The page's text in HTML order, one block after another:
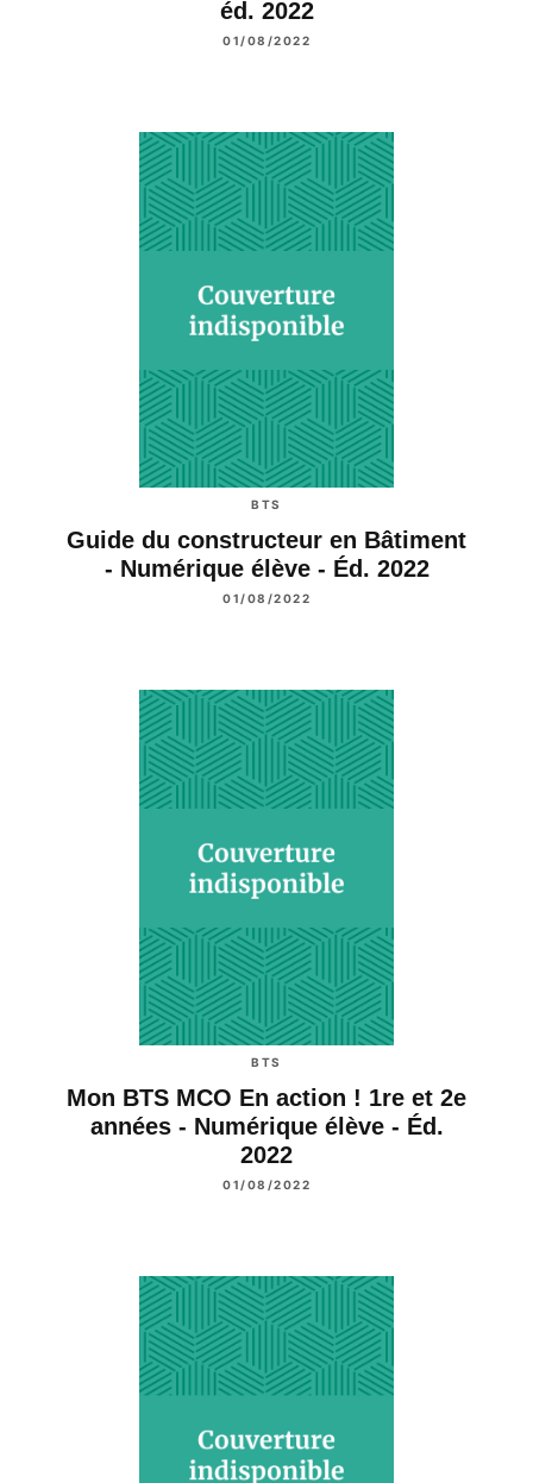
éd. 2022
01/08/2022
BTS
Guide du constructeur en Bâtiment
- Numérique élève - Éd. 2022
01/08/2022
BTS
Mon BTS MCO En action ! 1re et 2e
années - Numérique élève - Éd.
2022
01/08/2022